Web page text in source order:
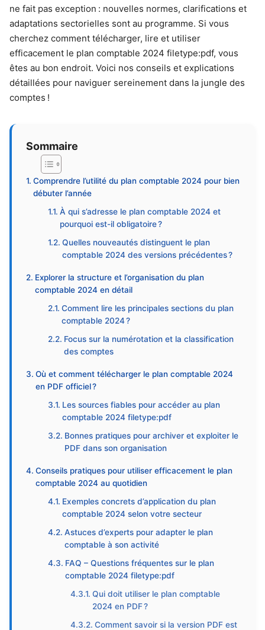
ne fait pas exception : nouvelles normes, clarifications et
adaptations sectorielles sont au programme. Si vous
cherchez comment télécharger, lire et utiliser
efficacement le plan comptable 2024 filetype:pdf, vous
êtes au bon endroit. Voici nos conseils et explications
détaillées pour naviguer sereinement dans la jungle des
comptes !
Sommaire
Comprendre l’utilité du plan comptable 2024 pour bien
débuter l’année
À qui s’adresse le plan comptable 2024 et
pourquoi est-il obligatoire ?
Quelles nouveautés distinguent le plan
comptable 2024 des versions précédentes ?
Explorer la structure et l’organisation du plan
comptable 2024 en détail
Comment lire les principales sections du plan
comptable 2024 ?
Focus sur la numérotation et la classification
des comptes
Où et comment télécharger le plan comptable 2024
en PDF officiel ?
Les sources fiables pour accéder au plan
comptable 2024 filetype:pdf
Bonnes pratiques pour archiver et exploiter le
PDF dans son organisation
Conseils pratiques pour utiliser efficacement le plan
comptable 2024 au quotidien
Exemples concrets d’application du plan
comptable 2024 selon votre secteur
Astuces d’experts pour adapter le plan
comptable à son activité
FAQ – Questions fréquentes sur le plan
comptable 2024 filetype:pdf
Qui doit utiliser le plan comptable
2024 en PDF ?
Comment savoir si la version PDF est